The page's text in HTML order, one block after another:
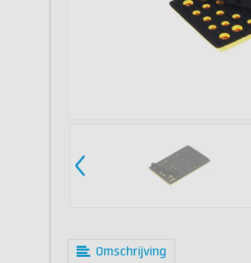
Omschrijving